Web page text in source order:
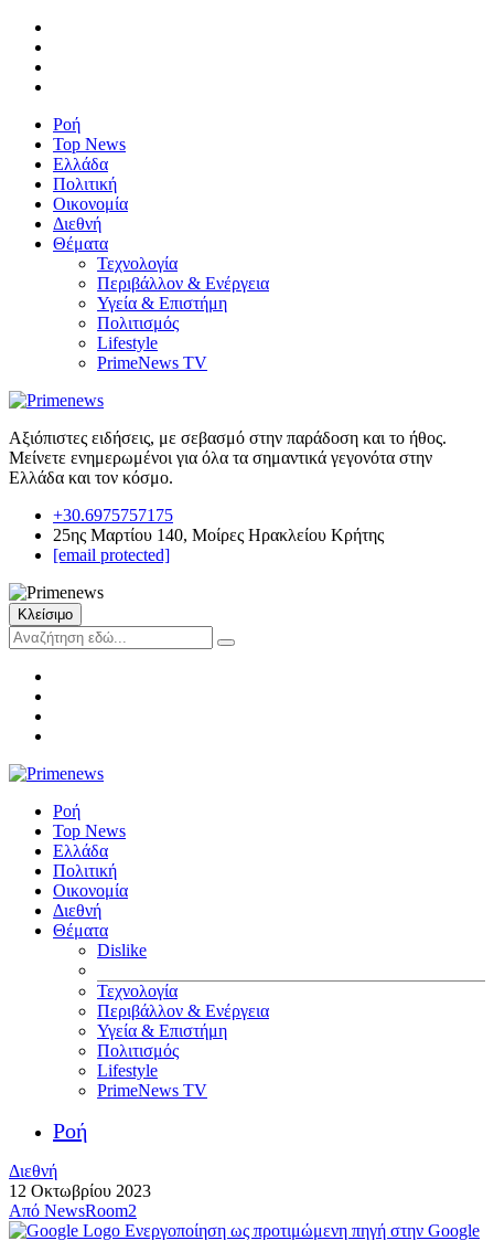
Ροή
Top News
Ελλάδα
Πολιτική
Οικονομία
Διεθνή
Θέματα
Τεχνολογία
Περιβάλλον & Ενέργεια
Υγεία & Επιστήμη
Πολιτισμός
Lifestyle
PrimeNews TV
Αξιόπιστες ειδήσεις, με σεβασμό στην παράδοση και το ήθος.
Μείνετε ενημερωμένοι για όλα τα σημαντικά γεγονότα στην
Ελλάδα και τον κόσμο.
+30.6975757175
25ης Μαρτίου 140, Μοίρες Ηρακλείου Κρήτης
[email protected]
Κλείσιμο
Ροή
Top News
Ελλάδα
Πολιτική
Οικονομία
Διεθνή
Θέματα
Dislike
Τεχνολογία
Περιβάλλον & Ενέργεια
Υγεία & Επιστήμη
Πολιτισμός
Lifestyle
PrimeNews TV
Ροή
Διεθνή
12 Οκτωβρίου 2023
Από NewsRoom2
Ενεργοποίηση ως προτιμώμενη πηγή στην Google